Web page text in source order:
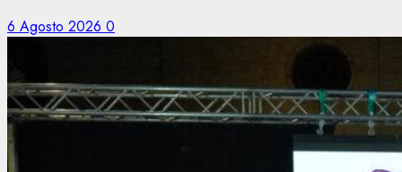
6 Agosto 2026 0